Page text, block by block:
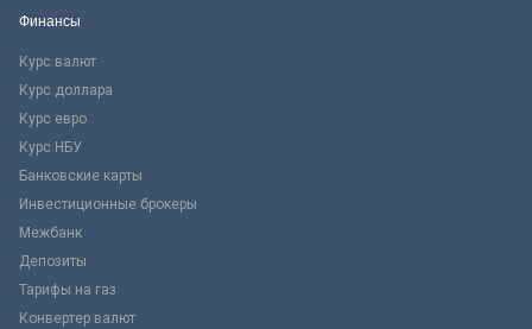
Финансы
Курс валют
Курс доллара
Курс евро
Курс НБУ
Банковские карты
Инвестиционные брокеры
Межбанк
Депозиты
Тарифы на газ
Конвертер валют